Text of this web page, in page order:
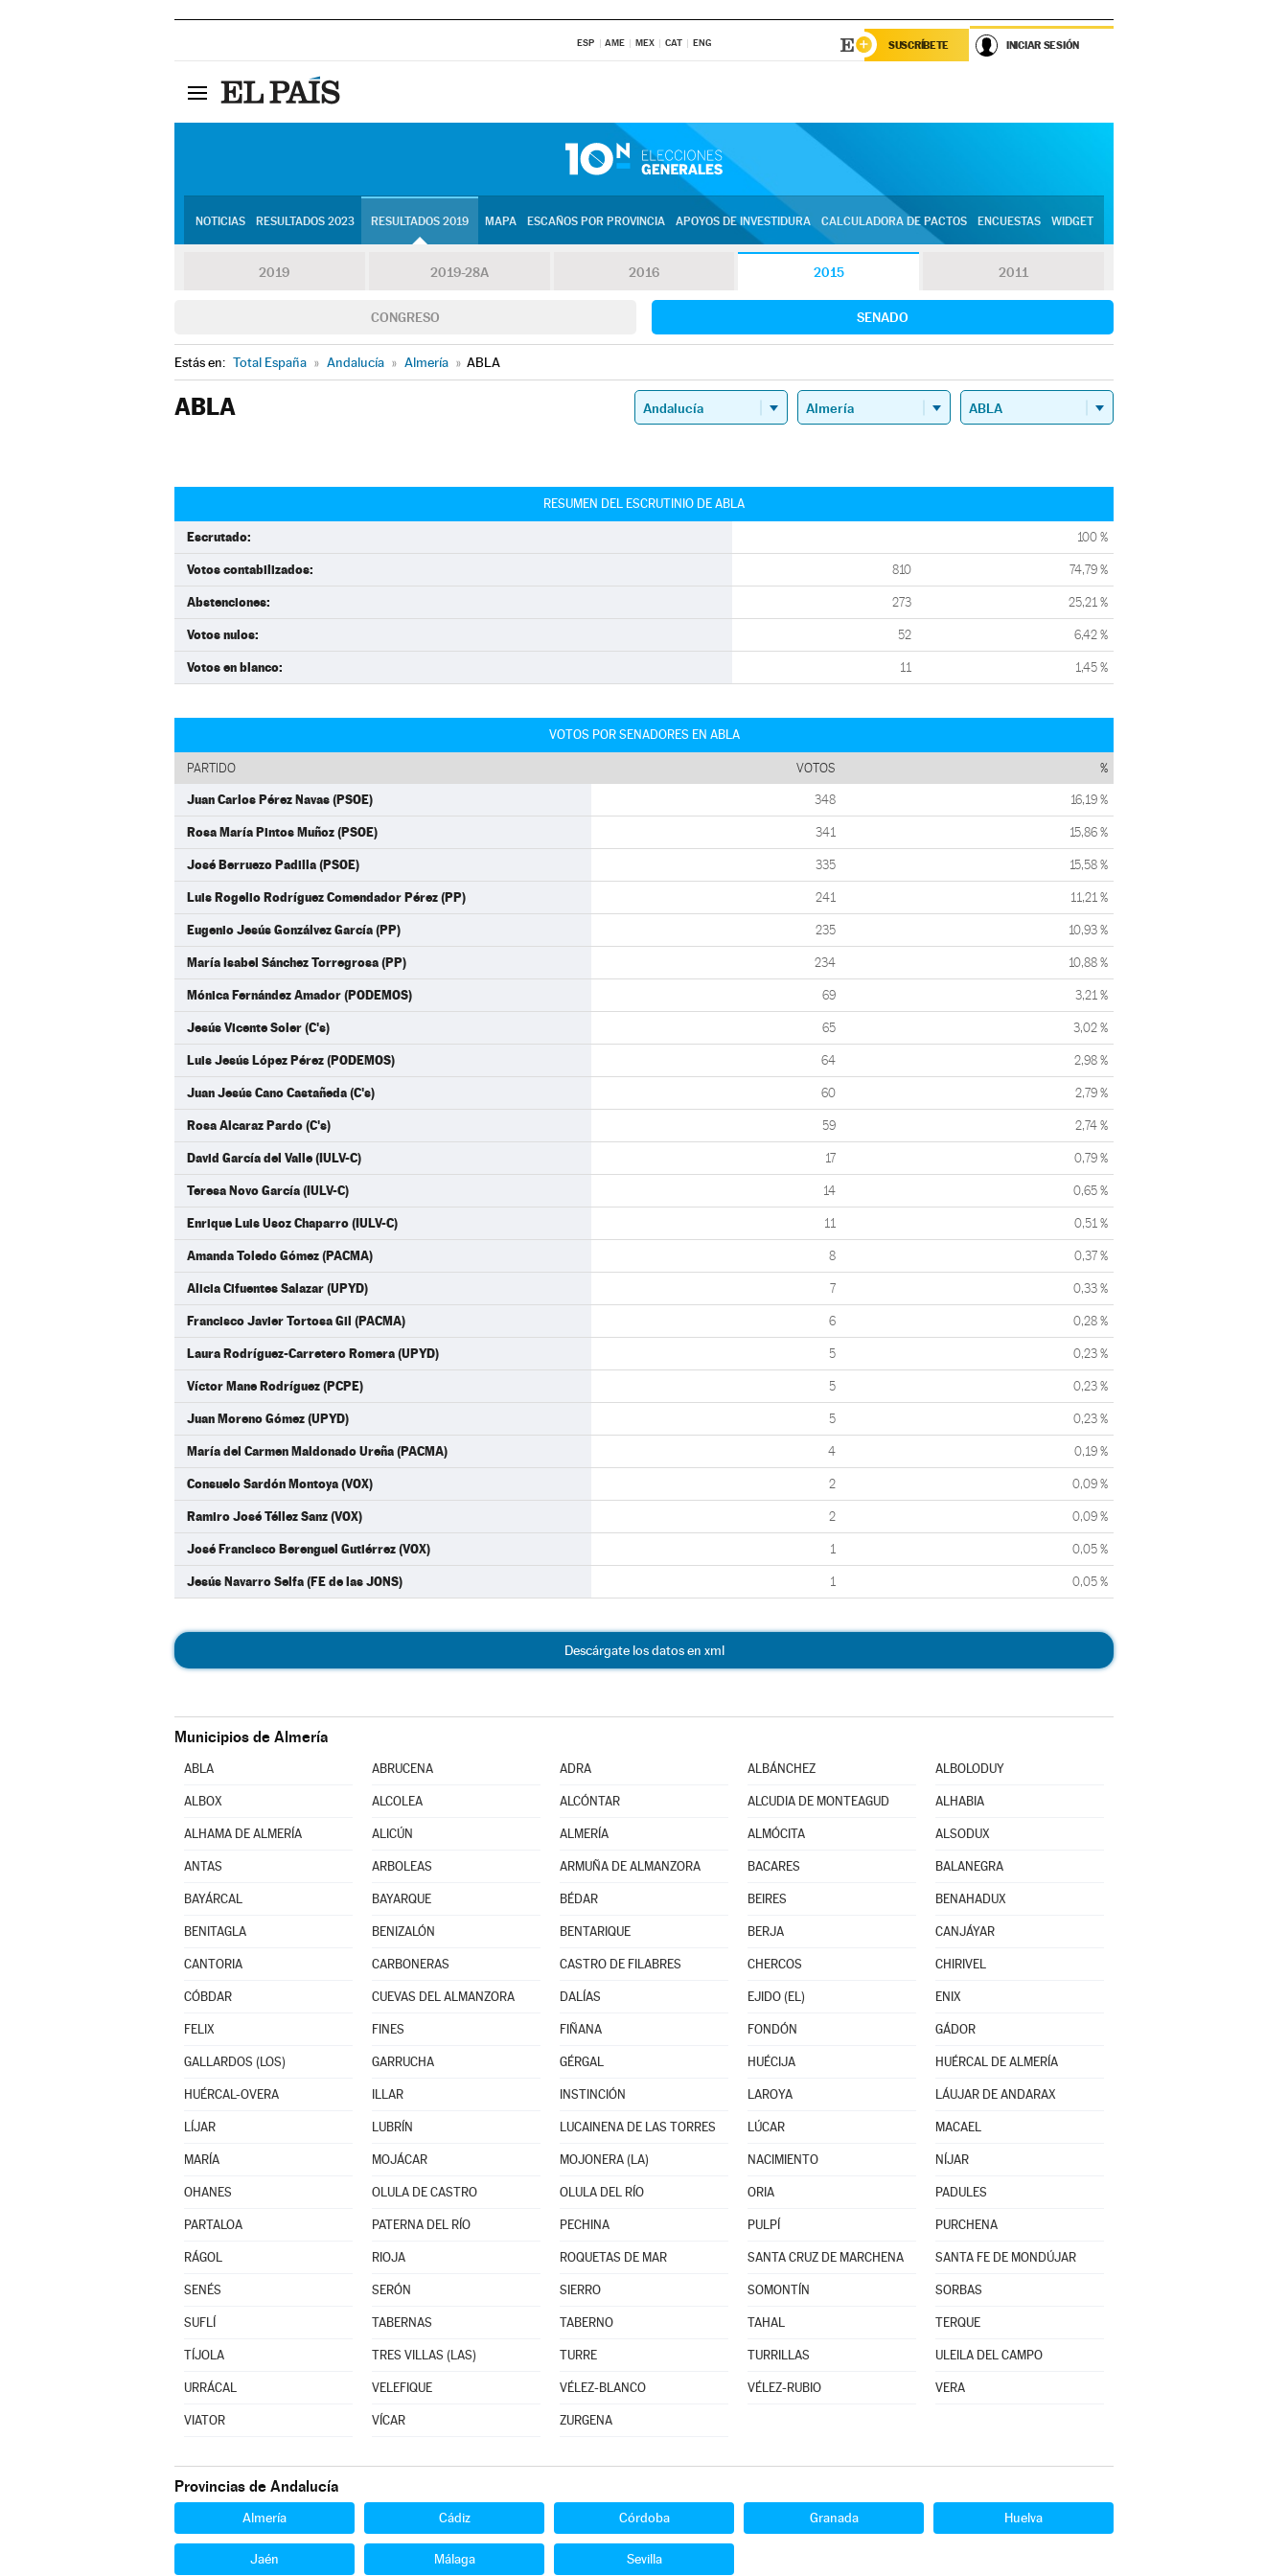
ESP AME MEX CAT ENG SUSCRÍBETE INICIAR SESIÓN
NOTICIAS RESULTADOS 2023 RESULTADOS 2019 MAPA ESCAÑOS POR PROVINCIA APOYOS DE INVESTIDURA CALCULADORA DE PACTOS ENCUESTAS WIDGET
2019 2019-28A 2016 2015 2011
CONGRESO SENADO
Estás en: Total España » Andalucía » Almería » ABLA
ABLA
RESUMEN DEL ESCRUTINIO DE ABLA
Escrutado: 100 %
Votos contabilizados: 810 74,79 %
Abstenciones: 273 25,21 %
Votos nulos: 52 6,42 %
Votos en blanco: 11 1,45 %
VOTOS POR SENADORES EN ABLA
PARTIDO VOTOS %
Juan Carlos Pérez Navas (PSOE) 348 16,19 %
Rosa María Pintos Muñoz (PSOE) 341 15,86 %
José Berruezo Padilla (PSOE) 335 15,58 %
Luis Rogelio Rodríguez Comendador Pérez (PP) 241 11,21 %
Eugenio Jesús Gonzálvez García (PP) 235 10,93 %
María Isabel Sánchez Torregrosa (PP) 234 10,88 %
Mónica Fernández Amador (PODEMOS) 69 3,21 %
Jesús Vicente Soler (C's) 65 3,02 %
Luis Jesús López Pérez (PODEMOS) 64 2,98 %
Juan Jesús Cano Castañeda (C's) 60 2,79 %
Rosa Alcaraz Pardo (C's) 59 2,74 %
David García del Valle (IULV-C) 17 0,79 %
Teresa Novo García (IULV-C) 14 0,65 %
Enrique Luis Usoz Chaparro (IULV-C) 11 0,51 %
Amanda Toledo Gómez (PACMA) 8 0,37 %
Alicia Cifuentes Salazar (UPYD) 7 0,33 %
Francisco Javier Tortosa Gil (PACMA) 6 0,28 %
Laura Rodríguez-Carretero Romera (UPYD) 5 0,23 %
Víctor Mane Rodríguez (PCPE) 5 0,23 %
Juan Moreno Gómez (UPYD) 5 0,23 %
María del Carmen Maldonado Ureña (PACMA) 4 0,19 %
Consuelo Sardón Montoya (VOX) 2 0,09 %
Ramiro José Téllez Sanz (VOX) 2 0,09 %
José Francisco Berenguel Gutiérrez (VOX) 1 0,05 %
Jesús Navarro Selfa (FE de las JONS) 1 0,05 %
Descárgate los datos en xml
Municipios de Almería
ABLA ABRUCENA ADRA ALBÁNCHEZ ALBOLODUY
ALBOX ALCOLEA ALCÓNTAR ALCUDIA DE MONTEAGUD ALHABIA
ALHAMA DE ALMERÍA ALICÚN ALMERÍA ALMÓCITA ALSODUX
ANTAS ARBOLEAS ARMUÑA DE ALMANZORA BACARES BALANEGRA
BAYÁRCAL BAYARQUE BÉDAR BEIRES BENAHADUX
BENITAGLA BENIZALÓN BENTARIQUE BERJA CANJÁYAR
CANTORIA CARBONERAS CASTRO DE FILABRES CHERCOS CHIRIVEL
CÓBDAR CUEVAS DEL ALMANZORA DALÍAS EJIDO (EL) ENIX
FELIX FINES FIÑANA FONDÓN GÁDOR
GALLARDOS (LOS) GARRUCHA GÉRGAL HUÉCIJA HUÉRCAL DE ALMERÍA
HUÉRCAL-OVERA ILLAR INSTINCIÓN LAROYA LÁUJAR DE ANDARAX
LÍJAR LUBRÍN LUCAINENA DE LAS TORRES LÚCAR MACAEL
MARÍA MOJÁCAR MOJONERA (LA) NACIMIENTO NÍJAR
OHANES OLULA DE CASTRO OLULA DEL RÍO ORIA PADULES
PARTALOA PATERNA DEL RÍO PECHINA PULPÍ PURCHENA
RÁGOL RIOJA ROQUETAS DE MAR SANTA CRUZ DE MARCHENA SANTA FE DE MONDÚJAR
SENÉS SERÓN SIERRO SOMONTÍN SORBAS
SUFLÍ TABERNAS TABERNO TAHAL TERQUE
TÍJOLA TRES VILLAS (LAS) TURRE TURRILLAS ULEILA DEL CAMPO
URRÁCAL VELEFIQUE VÉLEZ-BLANCO VÉLEZ-RUBIO VERA
VIATOR VÍCAR ZURGENA
Provincias de Andalucía
Almería Cádiz Córdoba Granada Huelva
Jaén Málaga Sevilla